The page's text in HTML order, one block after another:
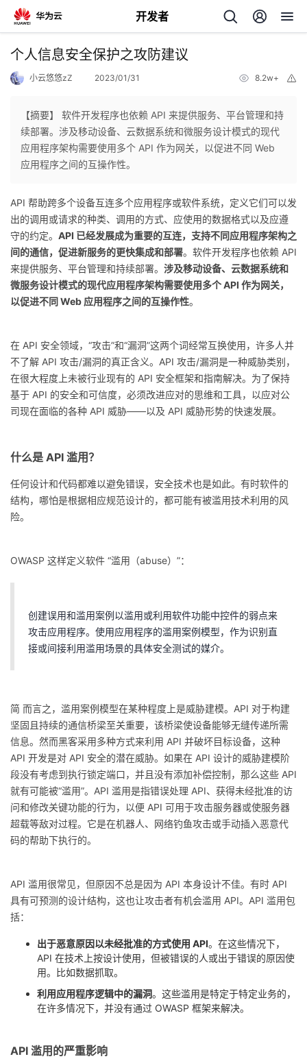
开发者
返
个
人
主
页
我
的
开
发
我
的
客
我
论
坛
的
圈
我
的
播
我
活
的
注
我
学
堂
我
的
程
我
认
的
我
藏
持
我
的
技
支
我
的
声
个人信息安全保护之攻防建议
小云悠悠zZ 2023/01/31 8.2w+
【摘要】 软件开发程序也依赖 API 来提供服务、平台管理和持
续部署。涉及移动设备、云数据系统和微服务设计模式的现代
应用程序架构需要使用多个 API 作为网关，以促进不同 Web
应用程序之间的互操作性。
API 帮助跨多个设备互连多个应用程序或软件系统，定义它们可以发
出的调用或请求的种类、调用的方式、应使用的数据格式以及应遵
守的约定。 API 已经发展成为重要的互连，支持不同应用程序架构之
间的通信，促进新服务的更快集成和部署。软件开发程序也依赖 API
来提供服务、平台管理和持续部署。 涉及移动设备、云数据系统和
微服务设计模式的现代应用程序架构需要使用多个 API 作为网关，
以促进不同 Web 应用程序之间的互操作性。
在 API 安全领域，“攻击”和“漏洞”这两个词经常互换使用，许多人并
不了解 API 攻击/漏洞的真正含义。API 攻击/漏洞是一种威胁类别，
在很大程度上未被行业现有的 API 安全框架和指南解决。为了保持
基于 API 的安全和可信度，必须改进应对的思维和工具，以应对公
司现在面临的各种 API 威胁——以及 API 威胁形势的快速发展。
什么是 API 滥用？
任何设计和代码都难以避免错误，安全技术也是如此。有时软件的
结构，哪怕是根据相应规范设计的，都可能有被滥用技术利用的风
险。
OWASP 这样定义软件 “滥用（abuse）”：
创建误用和滥用案例以滥用或利用软件功能中控件的弱点来
攻击应用程序。使用应用程序的滥用案例模型，作为识别直
接或间接利用滥用场景的具体安全测试的媒介。
简 而言之，滥用案例模型在某种程度上是威胁建模。API 对于构建
坚固且持续的通信桥梁至关重要，该桥梁使设备能够无缝传递所需
信息。然而黑客采用多种方式来利用 API 并破坏目标设备，这种
API 开发是对 API 安全的潜在威胁。如果在 API 设计的威胁建模阶
段没有考虑到执行锁定端口，并且没有添加补偿控制，那么这些 API
就有可能被“滥用”。API 滥用是指错误处理 API、获得未经批准的访
问和修改关键功能的行为，以便 API 可用于攻击服务器或使服务器
超载等敌对过程。它是在机器人、网络钓鱼攻击或手动插入恶意代
码的帮助下执行的。
API 滥用很常见，但原因不总是因为 API 本身设计不佳。有时 API
具有可预测的设计结构，这也让攻击者有机会滥用 API。API 滥用包
括：
出于恶意原因以未经批准的方式使用 API。在这些情况下，
API 在技术上按设计使用，但被错误的人或出于错误的原因使
用。比如数据抓取。
利用应用程序逻辑中的漏洞。这些滥用是特定于特定业务的，
在许多情况下，并没有通过 OWASP 框架来解决。
API 滥用的严重影响